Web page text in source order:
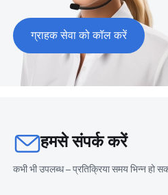
ग्राहक सेवा को कॉल करें
हमसे संपर्क करें
कभी भी उपलब्ध – प्रतिक्रिया समय भिन्न हो